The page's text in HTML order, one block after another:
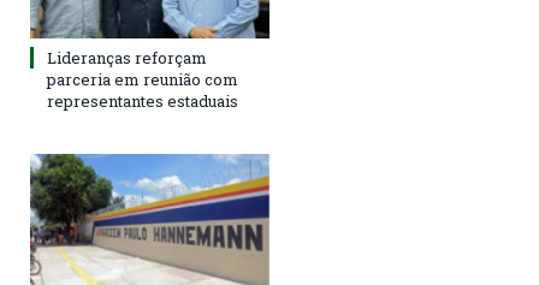
Lideranças reforçam
parceria em reunião com
representantes estaduais